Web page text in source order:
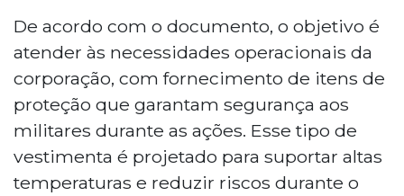
De acordo com o documento, o objetivo é
atender às necessidades operacionais da
corporação, com fornecimento de itens de
proteção que garantam segurança aos
militares durante as ações. Esse tipo de
vestimenta é projetado para suportar altas
temperaturas e reduzir riscos durante o